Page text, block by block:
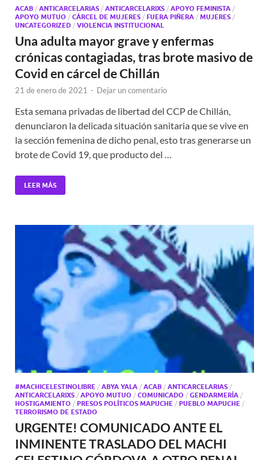
ACAB / ANTICARCELARIAS / ANTICARCELARIXS / APOYO FEMINISTA /
APOYO MUTUO / CÁRCEL DE MUJERES / FUERA PIÑERA / MUJERES /
UNCATEGORIZED / VIOLENCIA INSTITUCIONAL
Una adulta mayor grave y enfermas
crónicas contagiadas, tras brote masivo de
Covid en cárcel de Chillán
21 de enero de 2021 - Dejar un comentario
Esta semana privadas de libertad del CCP de Chillán,
denunciaron la delicada situación sanitaria que se vive en
la sección femenina de dicho penal, esto tras generarse un
brote de Covid 19, que producto del …
LEER MÁS
#MACHICELESTINOLIBRE / ABYA YALA / ACAB / ANTICARCELARIAS /
ANTICARCELARIXS / APOYO MUTUO / COMUNICADO / GENDARMERÍA /
HOSTIGAMIENTO / PRESOS POLÍTICOS MAPUCHE / PUEBLO MAPUCHE /
TERRORISMO DE ESTADO
URGENTE! COMUNICADO ANTE EL
INMINENTE TRASLADO DEL MACHI